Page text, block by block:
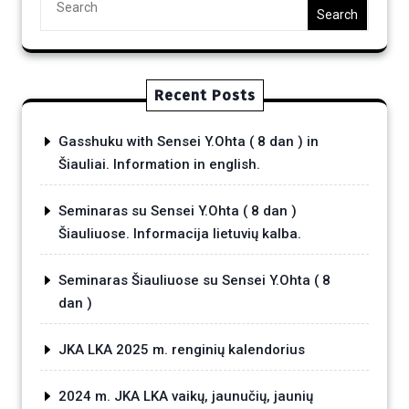
Search
Recent Posts
Gasshuku with Sensei Y.Ohta ( 8 dan ) in
Šiauliai. Information in english.
Seminaras su Sensei Y.Ohta ( 8 dan )
Šiauliuose. Informacija lietuvių kalba.
Seminaras Šiauliuose su Sensei Y.Ohta ( 8
dan )
JKA LKA 2025 m. renginių kalendorius
2024 m. JKA LKA vaikų, jaunučių, jaunių